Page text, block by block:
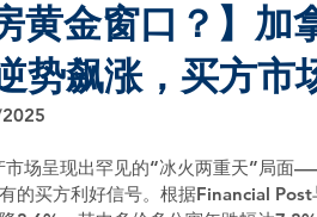
黄金窗口？】加
势飙涨，买方市
2025
场呈现出罕见的“冰火两重天”局面
的买方利好信号。根据Financial